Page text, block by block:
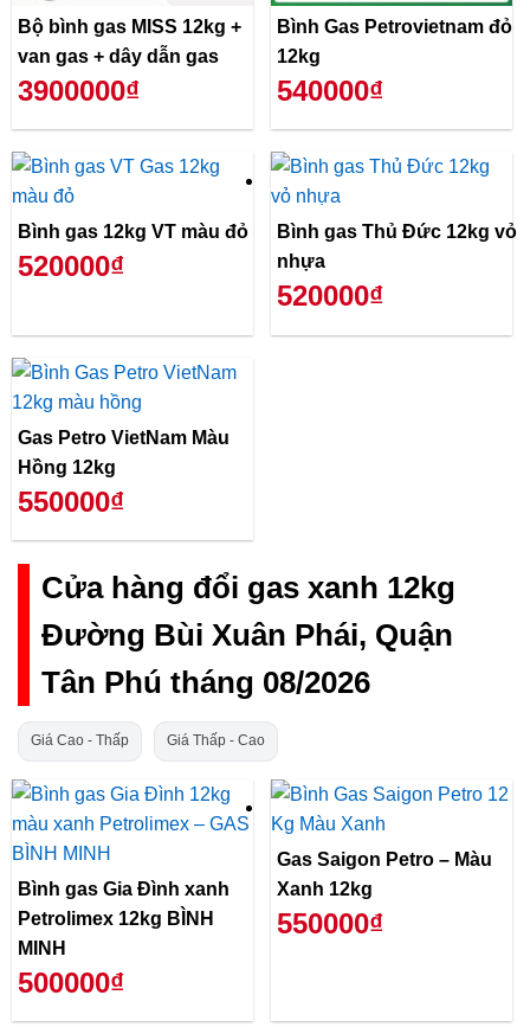
Bộ bình gas MISS 12kg +
van gas + dây dẫn gas
3900000₫
Bình Gas Petrovietnam đỏ
12kg
540000₫
Bình gas 12kg VT màu đỏ
520000₫
Bình gas Thủ Đức 12kg vỏ
nhựa
520000₫
Gas Petro VietNam Màu
Hồng 12kg
550000₫
Cửa hàng đổi gas xanh 12kg
Đường Bùi Xuân Phái, Quận
Tân Phú tháng 08/2026
Giá Cao - Thấp Giá Thấp - Cao
Bình gas Gia Đình xanh
Petrolimex 12kg BÌNH
MINH
500000₫
Gas Saigon Petro – Màu
Xanh 12kg
550000₫